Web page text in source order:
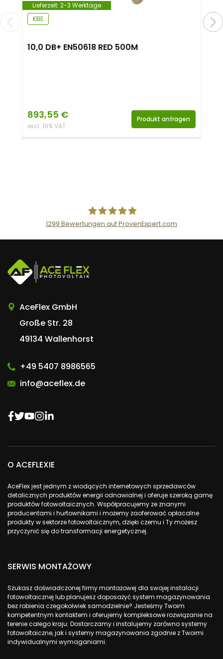
Lieferzeit: 2-3 Werktage
KBE
10,0 DB+ EN50618 RED 500M
893,55 €
excl. 19% VAT
Produkt anfragen
AceFlex GmbH
1299 Bewertungen auf ProvenExpert.com
AceFlex GmbH
Große Str. 28
49134 Wallenhorst
+49 5407 8986565
info@aceflex.de
O ACEFLEXIE
AceFlex jest jednym z wiodących internetowych sprzedawców
detalicznych produktów energii odnawialnej i oferuje szeroką gamę
produktów fotowoltaicznych. Współpracujemy ze znanymi
producentami i hurtownikami i możemy zaoferować opłacalne
produkty w sektorze fotowoltaicznym, dzięki czemu i Ty możesz
przyczynić się do transformacji energetycznej.
SERWIS MONTAŻOWY
Szukasz doświadczonej firmy montażowej dla swojej instalacji
fotowoltaicznej lub planujesz doposażyć system magazynowania
bez robienia czegokolwiek samodzielnie? Jesteśmy Twoim
kompetentnym kontaktem i oferujemy kompleksowe rozwiązanie na
terenie całego kraju: Dostarczamy i instalujemy zarówno systemy
fotowoltaiczne, jak i systemy magazynowania zgodnie z Twoimi
indywidualnymi wymaganiami.